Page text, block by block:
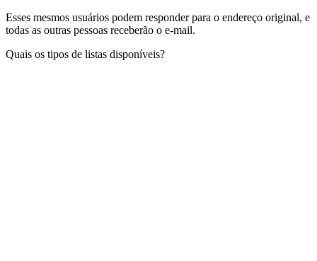
Esses mesmos usuários podem responder para o endereço original, e
todas as outras pessoas receberão o e-mail.
Quais os tipos de listas disponíveis?